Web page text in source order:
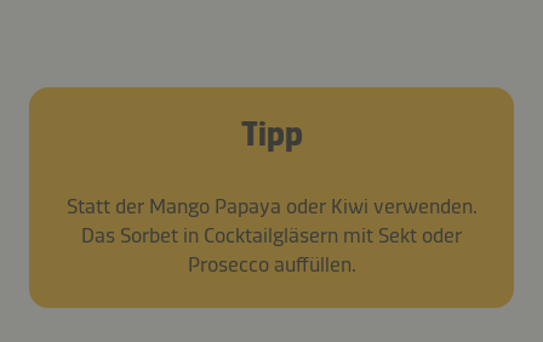
Tipp
Statt der Mango Papaya oder Kiwi verwenden.
Das Sorbet in Cocktailgläsern mit Sekt oder
Prosecco auffüllen.